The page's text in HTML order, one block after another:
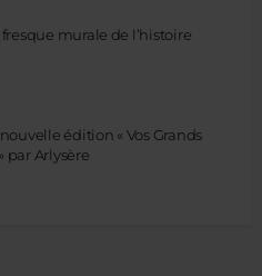
murale de l’histoire
édition « Vos Grands
par Arlysère